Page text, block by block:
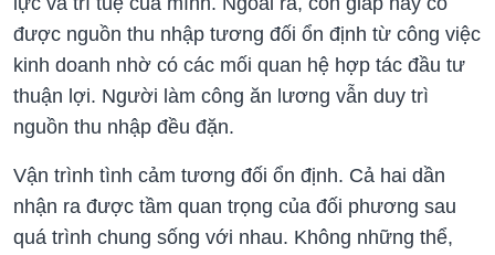
được nguồn thu nhập tương đối ổn định từ công việc
kinh doanh nhờ có các mối quan hệ hợp tác đầu tư
thuận lợi. Người làm công ăn lương vẫn duy trì
nguồn thu nhập đều đặn.
Vận trình tình cảm tương đối ổn định. Cả hai dần
nhận ra được tầm quan trọng của đối phương sau
quá trình chung sống với nhau. Không những thể,